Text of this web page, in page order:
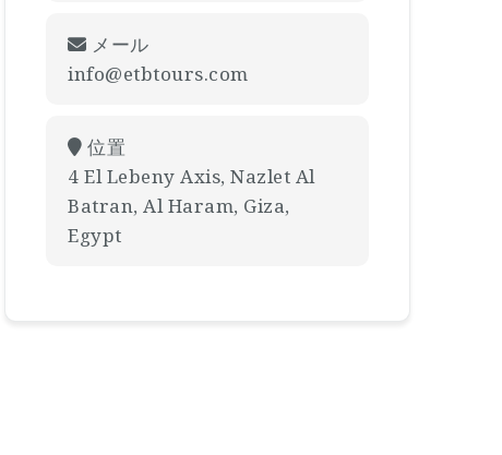
メール
info@etbtours.com
位置
4 El Lebeny Axis, Nazlet Al
Batran, Al Haram, Giza,
Egypt